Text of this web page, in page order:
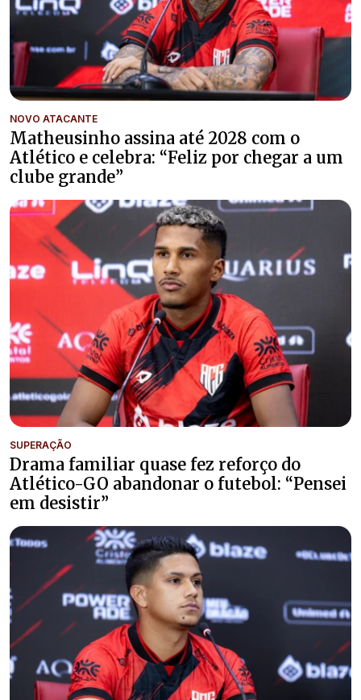
NOVO ATACANTE
Matheusinho assina até 2028 com o
Atlético e celebra: “Feliz por chegar a um
clube grande”
SUPERAÇÃO
Drama familiar quase fez reforço do
Atlético-GO abandonar o futebol: “Pensei
em desistir”